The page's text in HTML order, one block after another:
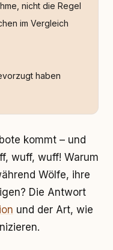
nicht die Regel
im Vergleich
haben
kommt – und
wuff, wuff! Warum
Wölfe, ihre
Die Antwort
und der Art, wie